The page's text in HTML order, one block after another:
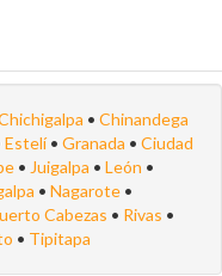
• Chinandega
Estelí• Granada • Ciudad
• Juigalpa • León •
• Nagarote •
Cabezas • Rivas •
• Tipitapa